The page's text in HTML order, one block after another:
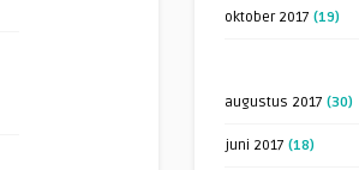
oktober 2017 (19)
augustus 2017 (30)
juni 2017 (18)